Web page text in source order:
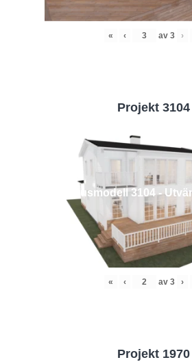
« ‹ av 3 ›
Projekt 3104
Husmodell 3104 -
« ‹ av 3 ›
Projekt 1970